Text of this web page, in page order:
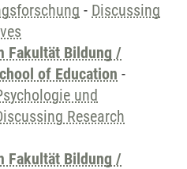
- Discussing
Fakultät Bildung /
of Education -
und
Research
Fakultät Bildung /